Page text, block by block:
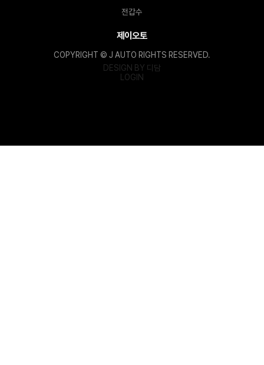
제이오토
COPYRIGHT © J AUTO RIGHTS RESERVED.
DESIGN BY 디담
LOGIN
전갑수